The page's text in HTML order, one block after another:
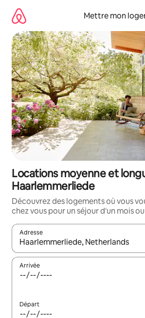
directement
contenu
Mettre mon
Locations moyenne et
Haarlemmerliede
Découvrez des logements où vous
chez vous pour un séjour d'un mois
Adresse
Lorsque les résultats s'affichent,
Arrivée
Départ